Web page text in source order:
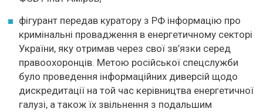
фігурант передав куратору з РФ інформацію про
кримінальні провадження в енергетичному секторі
України, яку отримав через свої зв’язки серед
правоохоронців. Метою російської спецслужби
було проведення інформаційних диверсій щодо
дискредитації на той час керівництва енергетичної
галузі, а також їх звільнення з подальшим